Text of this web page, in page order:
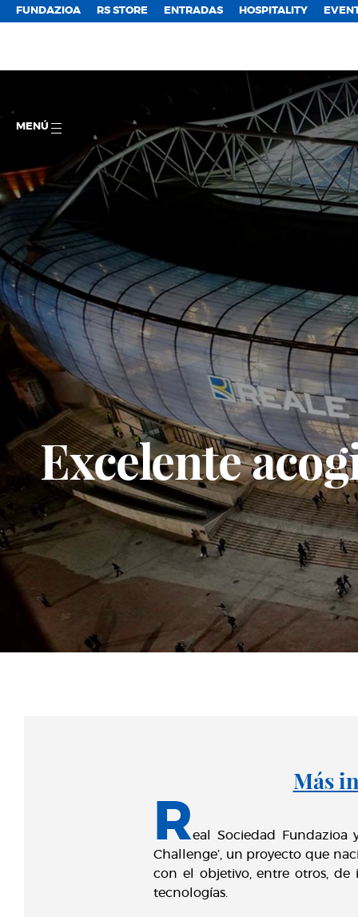
FUNDAZIOA RS STORE ENTRADAS HOSPITALITY
MENÚ
Excelente
Más
Real Sociedad Fundazioa
Challenge’, un proyecto que
con el objetivo, entre otros, de
tecnologías.